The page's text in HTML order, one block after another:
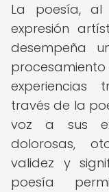
La poesía,
expresión
desempeña
experiencias
través de la
voz a sus
dolorosas,
validez y
poesía